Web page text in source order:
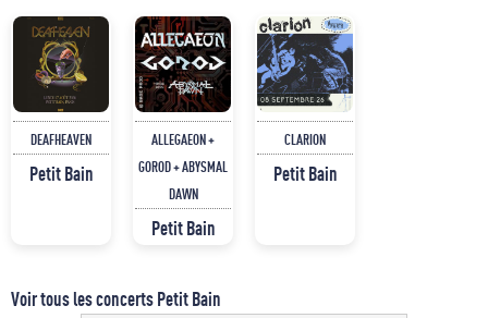
DEAFHEAVEN
Petit Bain
ALLEGAEON +
GOROD + ABYSMAL
DAWN
Petit Bain
CLARION
Petit Bain
Voir tous les concerts Petit Bain